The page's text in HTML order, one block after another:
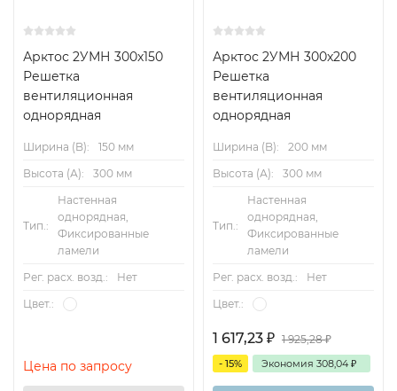
Арктос 2УМН 300x150
Решетка
вентиляционная
однорядная
Ширина (B):
150 мм
Высота (А):
300 мм
Тип.:
Настенная
однорядная,
Фиксированные
ламели
Рег. расх. возд.:
Нет
Цвет.:
Цена по запросу
Арктос 2УМН 300x200
Решетка
вентиляционная
однорядная
Ширина (B):
200 мм
Высота (А):
300 мм
Тип.:
Настенная
однорядная,
Фиксированные
ламели
Рег. расх. возд.:
Нет
Цвет.:
1 617,23 ₽ 1 925,28₽
- 15% Экономия 308,04 ₽